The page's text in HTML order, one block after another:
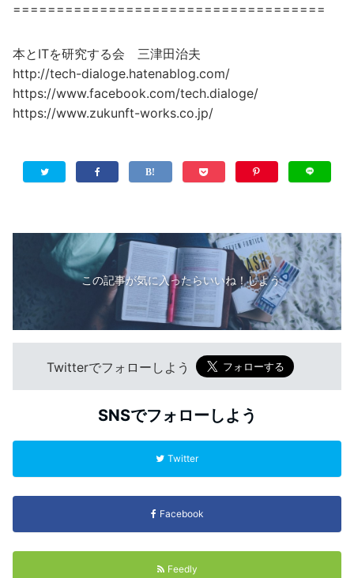
====================================
本とITを研究する会 三津田治夫
http://tech-dialoge.hatenablog.com/
https://www.facebook.com/tech.dialoge/
https://www.zukunft-works.co.jp/
この記事が気に入ったらいいね！しよう
Twitterでフォローしよう
SNSでフォローしよう
Twitter
Facebook
Feedly